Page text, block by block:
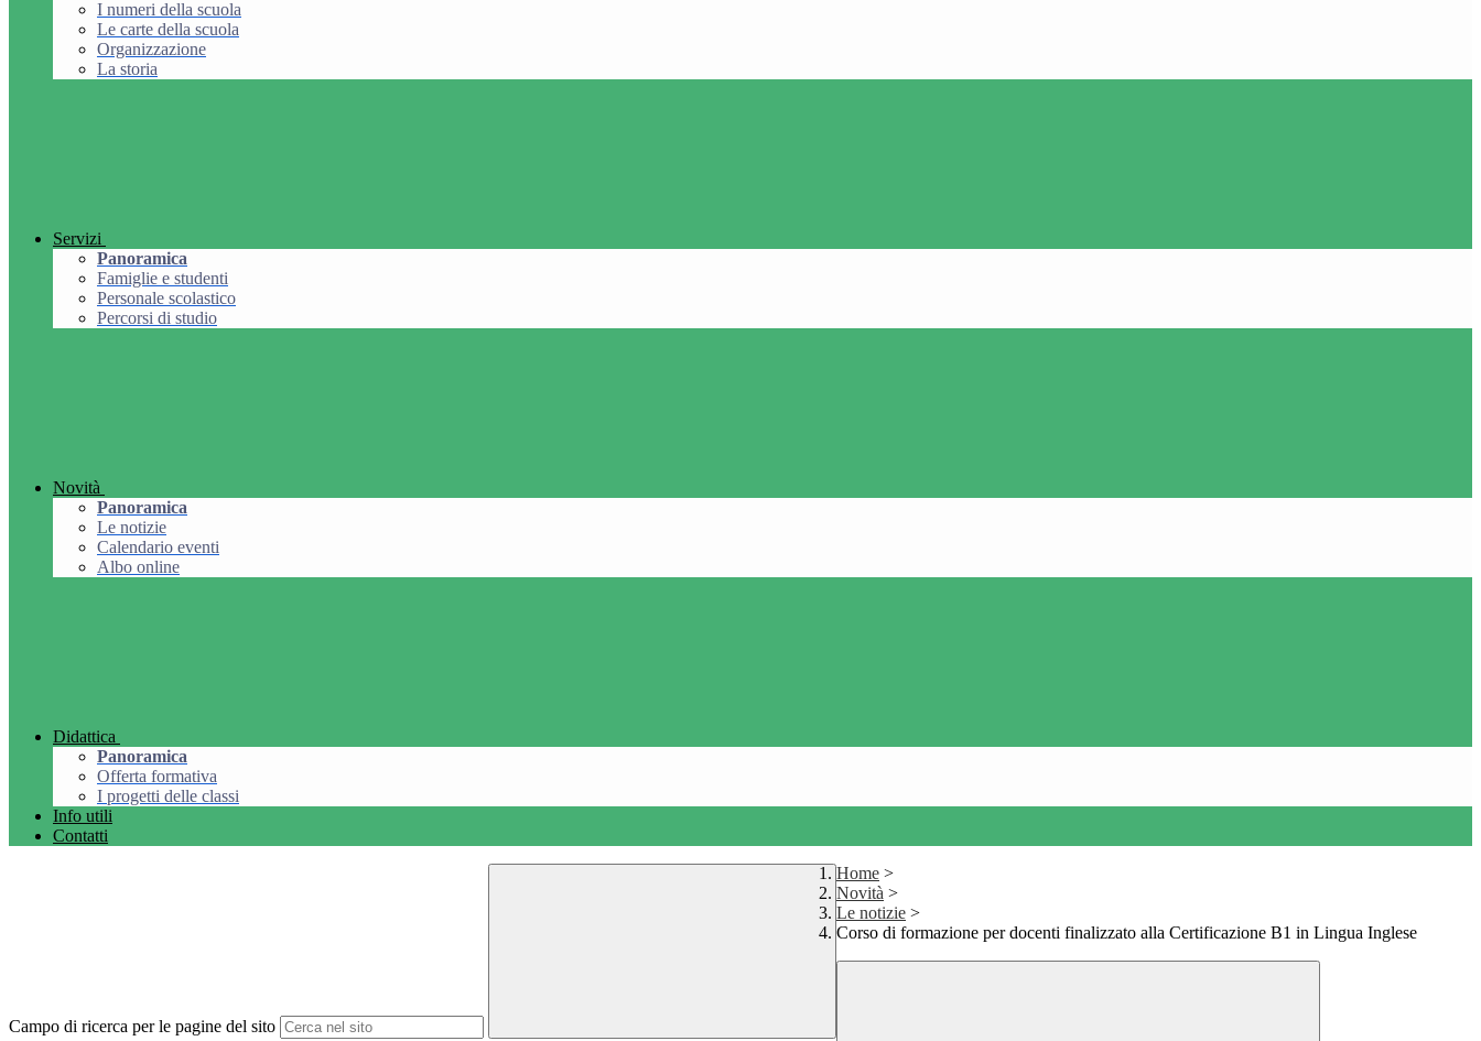
I numeri della scuola
Le carte della scuola
Organizzazione
La storia
Servizi
Panoramica
Famiglie e studenti
Personale scolastico
Percorsi di studio
Novità
Panoramica
Le notizie
Calendario eventi
Albo online
Didattica
Panoramica
Offerta formativa
I progetti delle classi
Info utili
Contatti
Campo di ricerca per le pagine del sito
Home >
Novità >
Le notizie >
Corso di formazione per docenti finalizzato alla Certificazione B1 in Lingua Inglese